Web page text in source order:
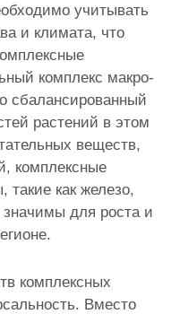
учитывать
и климата, что
комплекс макро-
сбалансированный
растений в этом
веществ,
комплексные
такие как железо,
значимы для роста и
комплексных
Вместо